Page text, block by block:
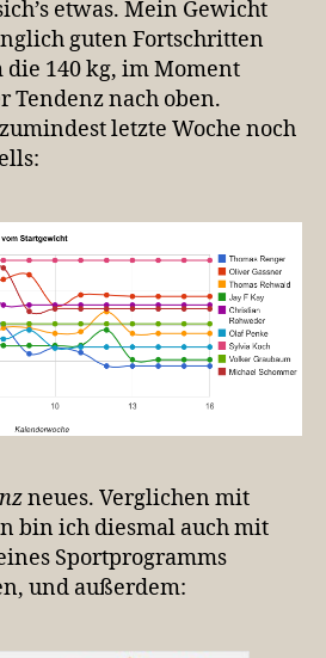
etwas. Mein Gewicht
guten Fortschritten
die 140 kg, im Moment
nach oben.
letzte Woche noch
neues. Verglichen mit
bin ich diesmal auch mit
Sportprogramms
und außerdem: